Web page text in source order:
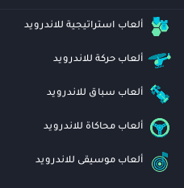
ألعاب استراتيجية للاندرويد
ألعاب حركة للاندرويد
ألعاب سباق للاندرويد
ألعاب محاكاة للاندرويد
ألعاب موسيقى للاندرويد